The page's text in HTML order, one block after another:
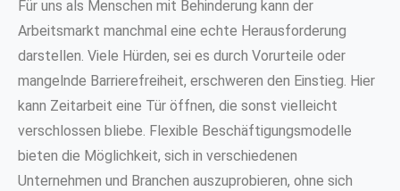
Für uns als Menschen mit Behinderung kann der
Arbeitsmarkt manchmal eine echte Herausforderung
darstellen. Viele Hürden, sei es durch Vorurteile oder
mangelnde Barrierefreiheit, erschweren den Einstieg. Hier
kann Zeitarbeit eine Tür öffnen, die sonst vielleicht
verschlossen bliebe. Flexible Beschäftigungsmodelle
bieten die Möglichkeit, sich in verschiedenen
Unternehmen und Branchen auszuprobieren, ohne sich